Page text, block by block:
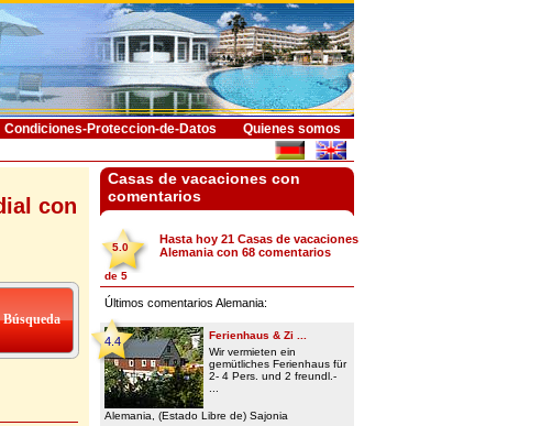
Condiciones-Proteccion-de-Datos Quienes somos
con
Casas de vacaciones con
comentarios
5.0
de 5
Hasta hoy 21 Casas de vacaciones
Alemaniacon 68comentarios
Últimos comentarios Alemania:
Ferienhaus & Zi ...
Wir vermieten ein
gemütliches Ferienhaus für
2- 4 Pers. und 2 freundl.-
Alemania, (Estado Libre de) Sajonia
4.4